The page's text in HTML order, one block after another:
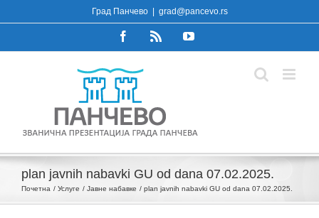
to
Град Панчево grad@pancevo.rs
FacebookRss YouTube
plan javnih nabavki GU od dana 07.02.2025.
Почетна Услуге Јавне набавке plan javnih nabavki GU od dana 07.02.2025.